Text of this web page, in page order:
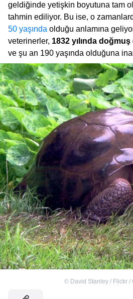
geldiğinde yetişkin boyutuna tam
tahmin ediliyor. Bu ise, o
50 yaşında olduğu anlamına
veterinerler, 1832 yılında
ve şu an 190 yaşında olduğuna
© David Stanley / Flickr /